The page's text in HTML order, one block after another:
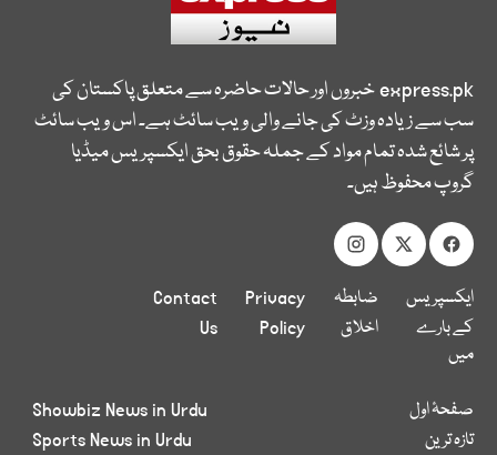
express.pkخبروں اور حالات حاضرہ سے متعلق پاکستان کی
سب سے زیادہ وزٹ کی جانے والی ویب سائٹ ہے۔ اس ویب سائٹ
پر شائع شدہ تمام مواد کے جملہ حقوق بحق ایکسپریس میڈیا
گروپ محفوظ ہیں۔
ایکسپریس
کے بارے
میں
ضابطہ
اخلاق
Privacy
Policy
Contact
Us
صفحۂ اول
تازہ ترین
Showbiz News in Urdu
Sports News in Urdu